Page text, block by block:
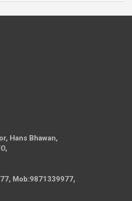
Hans Bhawan,
Mob:9871339977,